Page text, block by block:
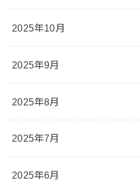
2025年10月
2025年9月
2025年8月
2025年7月
2025年6月